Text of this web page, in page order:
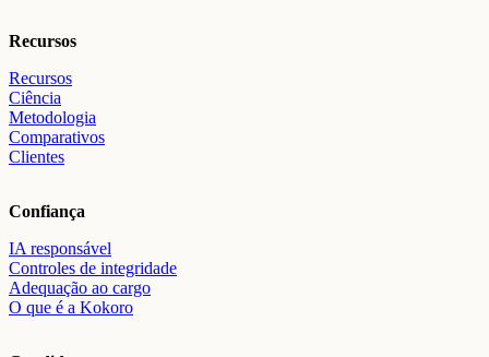
Recursos
Recursos
Ciência
Metodologia
Comparativos
Clientes
Confiança
IA responsável
Controles de integridade
Adequação ao cargo
O que é a Kokoro